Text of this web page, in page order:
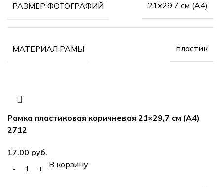
РАЗМЕР ФОТОГРАФИЙ 21х29.7 см (А4)
МАТЕРИАЛ РАМЫ пластик
Рамка пластиковая коричневая 21×29,7 см (А4)
2712
руб.
В корзину